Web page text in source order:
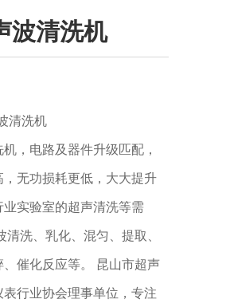
波清洗机
清洗机
，电路及器件升级匹配，
无功损耗更低，大大提升
实验室的超声清洗等需
洗、乳化、混匀、提取、
催化反应等。 昆山市超声
行业协会理事单位，专注